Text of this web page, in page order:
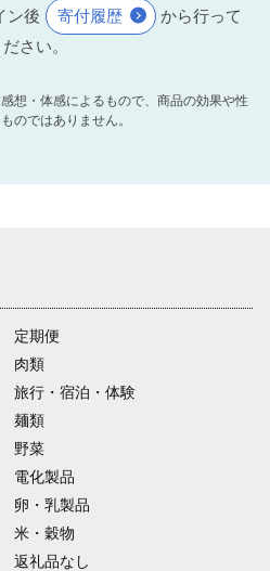
ン後 寄付履歴
から行って
ださい。
想・体感によるもので、商品の効果や性
のではありません。
定期便
肉類
旅行・宿泊・体験
麺類
野菜
電化製品
卵・乳製品
米・穀物
返礼品なし